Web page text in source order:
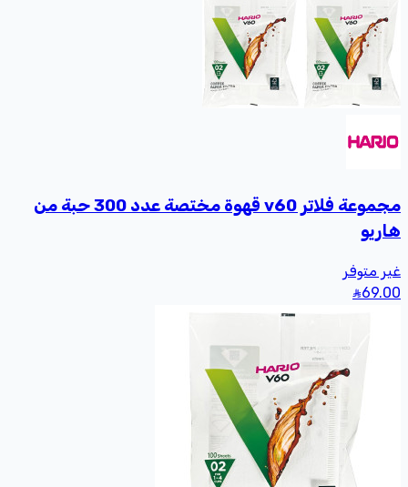
مجموعة فلاتر v60 قهوة مختصة عدد 300 حبة من